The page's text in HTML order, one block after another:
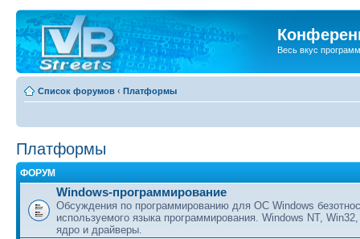
Весь вкус
Список форумов ‹ Платформы
Платформы
ФОРУМ
Windows-программирование
Обсуждения по программированию для ОС Windows
используемого языка программирования. Windows NT,
ядро и драйверы.